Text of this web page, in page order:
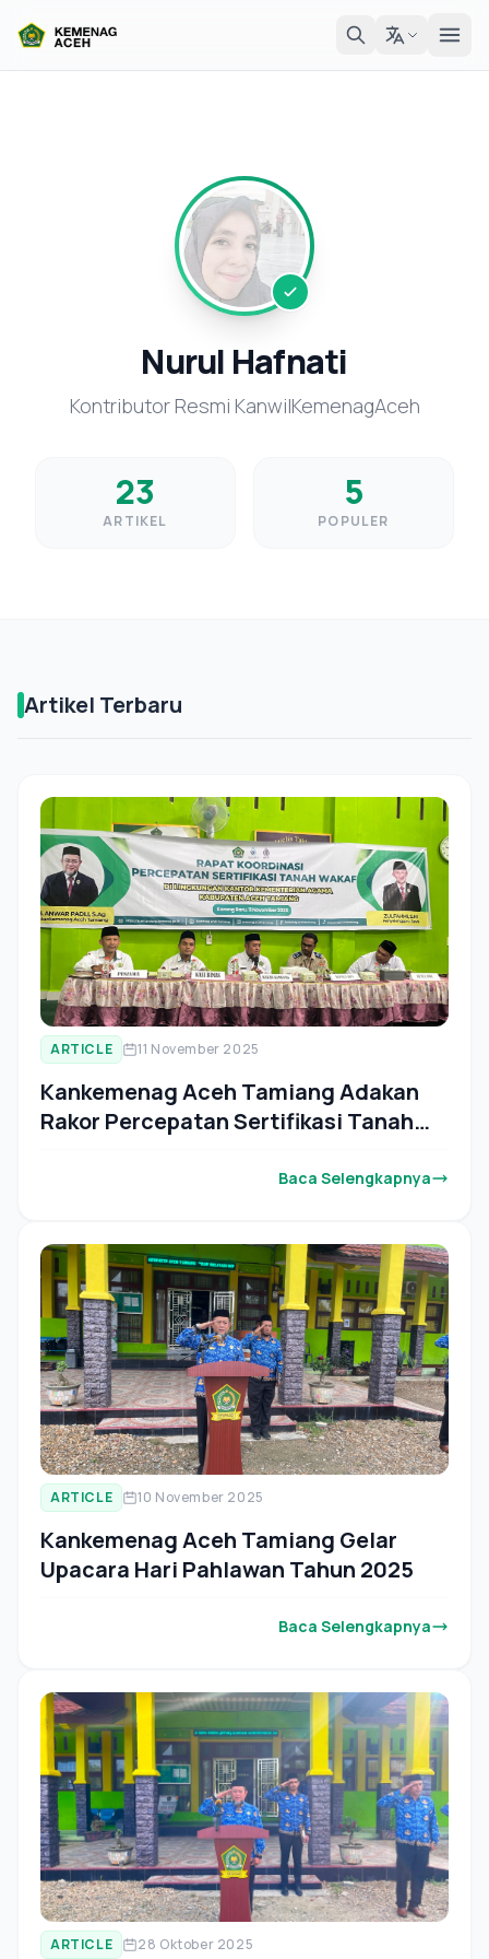
Nurul Hafnati
Kontributor Resmi KanwilKemenagAceh
23
ARTIKEL
5
POPULER
Artikel Terbaru
ARTICLE 11 November 2025
Kankemenag Aceh Tamiang Adakan
Rakor Percepatan Sertifikasi Tanah
Baca Selengkapnya
ARTICLE 10 November 2025
Kankemenag Aceh Tamiang Gelar
Upacara Hari Pahlawan Tahun 2025
Baca Selengkapnya
ARTICLE 28 Oktober 2025